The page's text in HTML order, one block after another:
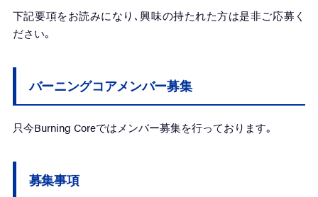
下記要項をお読みになり､興味の持たれた方は是非ご応募く
ださい｡
バーニングコアメンバー募集
只今Burning Coreではメンバー募集を行っております｡
募集事項